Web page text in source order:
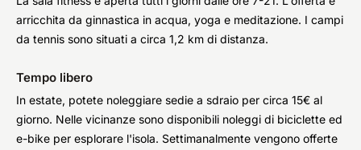
arricchita da ginnastica in acqua, yoga e meditazione. I campi
da tennis sono situati a circa 1,2 km di distanza.
Tempo libero
In estate, potete noleggiare sedie a sdraio per circa 15€ al
giorno. Nelle vicinanze sono disponibili noleggi di biciclette ed
e-bike per esplorare l'isola. Settimanalmente vengono offerte